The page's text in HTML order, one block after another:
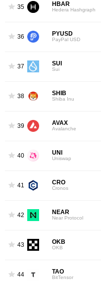
35 HBAR
Hedera Hashgraph
36 PYUSD
PayPal USD
37 SUI
Sui
38 SHIB
Shiba Inu
39 AVAX
Avalanche
40 UNI
Uniswap
41 CRO
Cronos
42 NEAR
Near Protocol
43 OKB
OKB
44 TAO
BitTensor